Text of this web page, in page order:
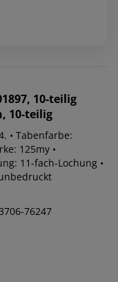
10-teilig
10-teilig
• Tabenfarbe:
125my •
11-fach-Lochung •
76247